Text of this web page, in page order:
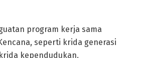
program kerja sama
seperti krida generasi
kependudukan.